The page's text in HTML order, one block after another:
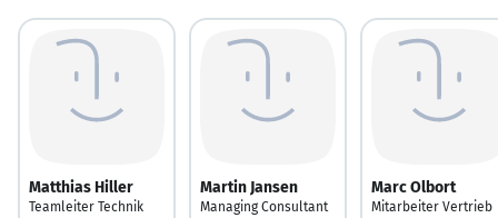
Matthias Hiller
Teamleiter Technik
Martin Jansen
Managing Consultant
Marc Olbort
Mitarbeiter Vertrieb